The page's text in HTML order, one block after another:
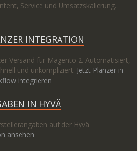
Service und Umsatzskalierung.
INTEGRATION
Versand für Magento 2. Automatisiert,
und unkompliziert. Jetzt Planzer in
integrieren
IN HYVÄ
auf der Hyvä
ansehen